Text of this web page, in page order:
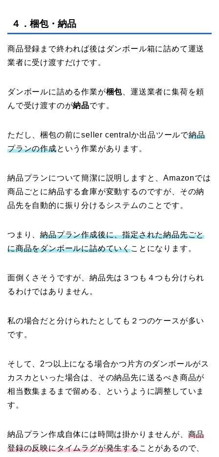
４．梱包・納品
商品登録まで終われば後はダンボール箱に詰めて運送
業者に受け渡すだけです。
ダンボールに詰める作業が梱包 、運送業者に集荷を頼
んで受け渡すのが納品です。
ただし、梱包の前にseller centralか出品ツールで納品
プランの作成という作業があります。
納品プランについて簡潔に説明しますと、Amazonでは
商品ごとに納品する倉庫が変動するのですが、その納
品先を自動的に振り分けるシステムのことです。
つまり、納品プラン作成後に、指定された納品先ごと
に商品をダンボールに詰めていくことになります。
面倒くさそうですが、納品先は３つも４つも分けられ
るわけではありません。
私の場合だと分けられたとしても２つのケースが多い
です。
そして、2つ以上になる場合かつ片方のダンボールがス
カスカといった場合は、その納品先に送るべき商品が
相当数集まるまで留める、というように調整していま
す。
納品プラン作成自体には時間は掛かりませんが、 商品
登録の反映にタイムラグが発生することがあるので、